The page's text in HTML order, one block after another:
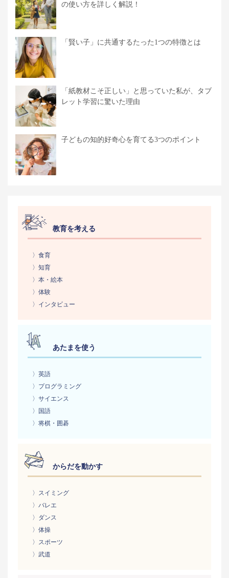
の使い方を詳しく解説！
「賢い子」に共通するたった1つの特徴とは
「紙教材こそ正しい」と思っていた私が、タブ
レット学習に驚いた理由
子どもの知的好奇心を育てる3つのポイント
教育を考える
〉食育
〉知育
〉本・絵本
〉体験
〉インタビュー
あたまを使う
〉英語
〉プログラミング
〉サイエンス
〉国語
〉将棋・囲碁
からだを動かす
〉スイミング
〉バレエ
〉ダンス
〉体操
〉スポーツ
〉武道